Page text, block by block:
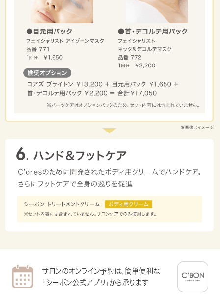
サロンのオンライン予約は、簡単便利な
「シーボン公式アプリ」から承ります